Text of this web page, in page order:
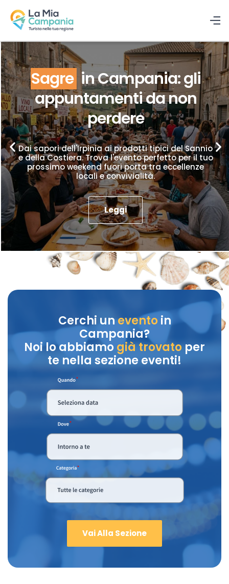
Sagre in Campania: gli
appuntamenti da non
perdere
Dai sapori dell'Irpinia ai prodotti tipici del Sannio
e della Costiera. Trova l'evento perfetto per il tuo
prossimo weekend fuori porta tra eccellenze
locali e convivialità.
Leggi
Cerchi unevento in
Campania?
Noi lo abbiamo già trovatoper
te nella sezione eventi!
Vai Alla Sezione